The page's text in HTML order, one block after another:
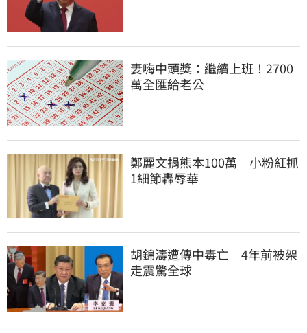
妻嗨中頭獎：繼續上班！2700
萬全匯給老公
鄭麗文捐熊本100萬　小粉紅抓
1細節轟辱華
胡錦濤遭傳中毒亡　4年前被架
走震驚全球